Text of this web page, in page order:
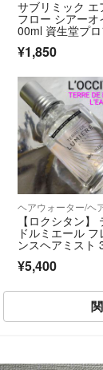
サブリミック エ
フロー シアーオ
00ml 資生堂プ
ショナル
¥1,850
ヘアウォーター/ヘ
【ロクシタン】
ドルミエール フ
ンスヘアミスト
¥5,400